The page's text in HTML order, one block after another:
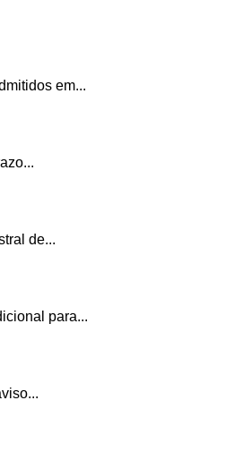
em...
de...
para...